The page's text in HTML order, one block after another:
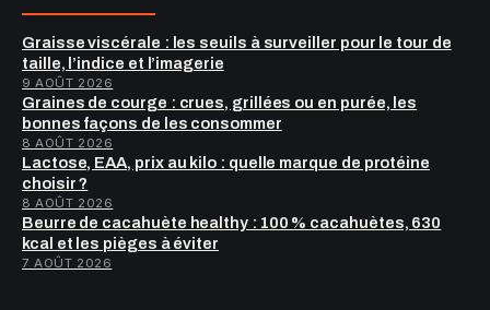
Graisse viscérale : les seuils à surveiller pour le tour de
taille, l’indice et l’imagerie
9 AOÛT 2026
Graines de courge : crues, grillées ou en purée, les
bonnes façons de les consommer
8 AOÛT 2026
Lactose, EAA, prix au kilo : quelle marque de protéine
choisir ?
8 AOÛT 2026
Beurre de cacahuète healthy : 100 % cacahuètes, 630
kcal et les pièges à éviter
7 AOÛT 2026